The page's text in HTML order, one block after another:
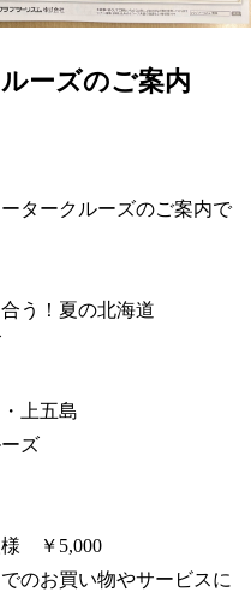
ーズのご案内
タークルーズのご案内で
う！夏の北海道
上五島
ズ
　￥5,000
のお買い物やサービスに